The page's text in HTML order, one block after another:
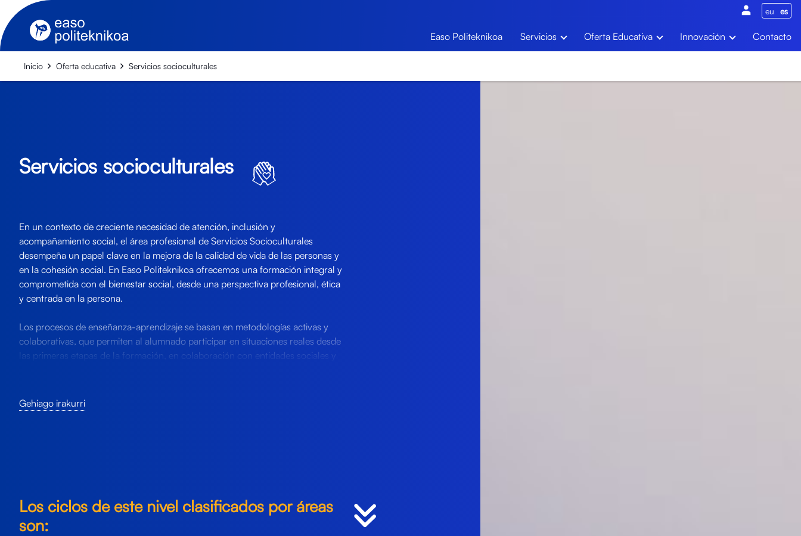
eu es
Easo Politeknikoa Servicios Oferta Educativa Innovación Contacto
Inicio Oferta educativa Servicios socioculturales
Servicios socioculturales
En un contexto de creciente necesidad de atención, inclusión y
acompañamiento social, el área profesional de Servicios Socioculturales
desempeña un papel clave en la mejora de la calidad de vida de las personas y
en la cohesión social. En Easo Politeknikoa ofrecemos una formación integral y
comprometida con el bienestar social, desde una perspectiva profesional, ética
y centrada en la persona.
Los procesos de enseñanza-aprendizaje se basan en metodologías activas y
colaborativas, que permiten al alumnado participar en situaciones reales desde
las primeras etapas de la formación, en colaboración con entidades sociales y
manera eficaz en momentos significativos de la vida de las personas,
promoviendo su autonomía, inclusión y bienestar.
Gehiago irakurri
Los ciclos de este nivel clasificados por áreas
son: